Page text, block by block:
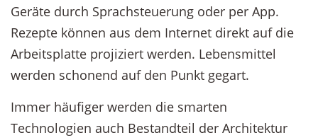
Geräte durch Sprachsteuerung oder per App.
Rezepte können aus dem Internet direkt auf die
Arbeitsplatte projiziert werden. Lebensmittel
werden schonend auf den Punkt gegart.
Immer häufiger werden die smarten
Technologien auch Bestandteil der Architektur